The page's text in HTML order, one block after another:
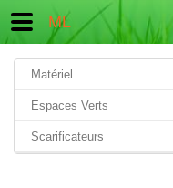
ML
Matériel
Espaces Verts
Scarificateurs